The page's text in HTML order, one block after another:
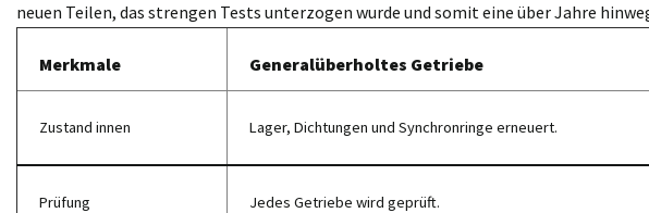
neuen Teilen, das strengen Tests unterzogen wurde und somit eine über Jahre
Merkmale Generalüberholtes Getriebe
Zustand innen Lager, Dichtungen und Synchronringe erneuert.
Prüfung Jedes Getriebe wird geprüft.